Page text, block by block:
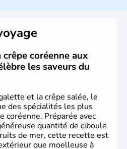
en sont les deux
partage sa culture avec la
s’y sont déroulés en
du Monde de football en
le Japon.
coréenne aux
les saveurs du
et la crêpe salée, le
des spécialités les plus
coréenne. Préparée avec
quantité de ciboule
de mer, cette recette est
que moelleuse à